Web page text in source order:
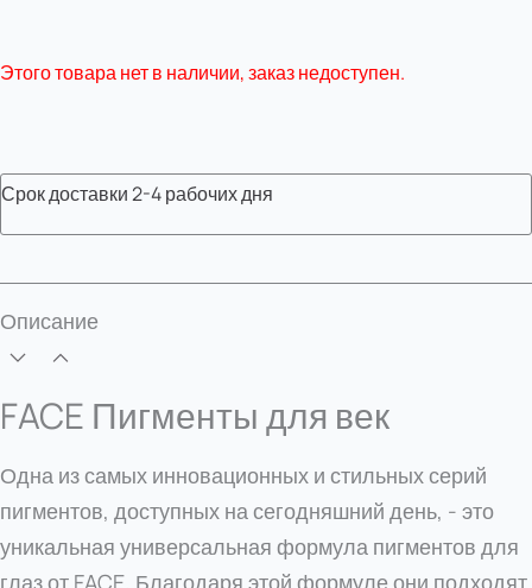
Этого товара нет в наличии, заказ недоступен.
Срок доставки2-4 рабочих дня
Описание
FACE Пигменты для век
Одна из самых инновационных и стильных серий
пигментов, доступных на сегодняшний день, - это
уникальная универсальная формула пигментов для